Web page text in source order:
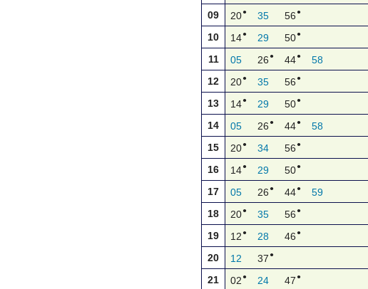
09 20● 35 56 ●
10 14● 29 50●
11
05 26 ● 44● 58
12 20● 35 56 ●
13
14● 29 50●
14
05 26 ● 44● 58
15 20● 34 56 ●
16 14● 29 50●
17
05 26 ● 44● 59
18
20● 35 56 ●
19
12 ● 28 46 ●
20 12 37 ●
21
02 ● 24 47 ●